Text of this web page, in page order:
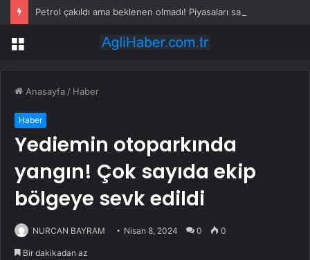
Menü
Anasayfa / Haber
Haber
Yediemin otoparkında
yangın! Çok sayıda ekip
bölgeye sevk edildi
NURCAN BAYRAM Nisan 8, 2024 0 0
Bir dakikadan az